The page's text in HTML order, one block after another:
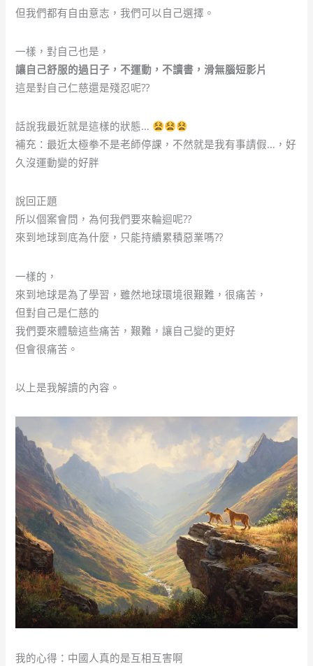
但我們都有自由意志，我們可以自己選擇。
一樣，對自己也是，
讓自己舒服的過日子，不運動，不讀書，滑無腦短影片
這是對自己仁慈還是殘忍呢??
話說我最近就是這樣的狀態…
補充：最近太極拳不是老師停課，不然就是我有事請假…，好
久沒運動變的好胖
說回正題
所以個案會問，為何我們要來輪迴呢??
來到地球到底為什麼，只能持續累積惡業嗎??
一樣的，
來到地球是為了學習，雖然地球環境很艱難，很痛苦，
但對自己是仁慈的
我們要來體驗這些痛苦，艱難，讓自己變的更好
但會很痛苦。
以上是我解讀的內容。
我的心得：中國人真的是互相互害啊